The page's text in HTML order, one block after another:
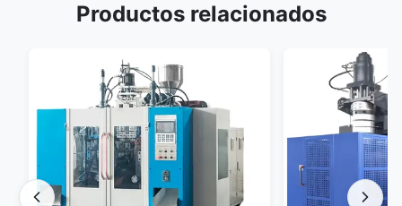
Productos relacionados